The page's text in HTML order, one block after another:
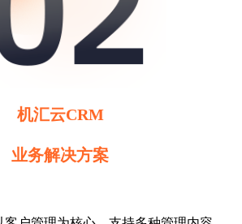
机汇云CRM
业务解决方案